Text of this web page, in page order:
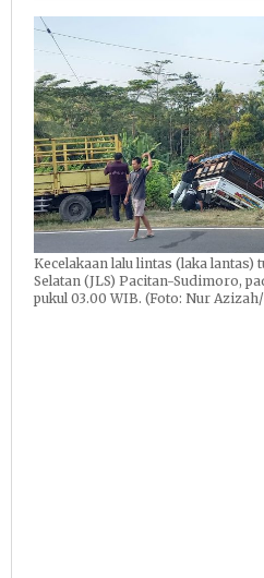
Kecelakaan lalu lintas (laka
Selatan (JLS) Pacitan-Sudimoro,
pukul 03.00 WIB. (Foto: Nur